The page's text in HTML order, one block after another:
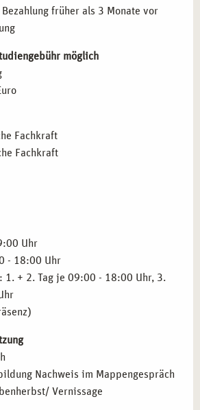
unterstützen.
NACH DER
Praxisausbildung
Perspektiven. Sie können in
,Traumatherapie
und Krisenintervention
DIE AUSBILDUNG IN BERLIN
sich an Menschen mit
, wieMalerei,Fotografie
sowie an Fachkräfte aus der
kunsttherapeutische
Prozesse
Stundenplanung
Materialkunde und Übungen
Gesprächsführung
in der Heilpädagogik
in der Demenzprävention und -arbeit
und Krisenintervention
im klinischen Kontext
und Selbsterfahrung
Kreativ methodische Fachkraft
früher als 3 Monate vor
möglich
Fachkraft
Fachkraft
Uhr
- 18:00 Uhr
1. + 2. Tag je 09:00 - 18:00 Uhr, 3.
Nachweis im Mappengespräch
Vernissage